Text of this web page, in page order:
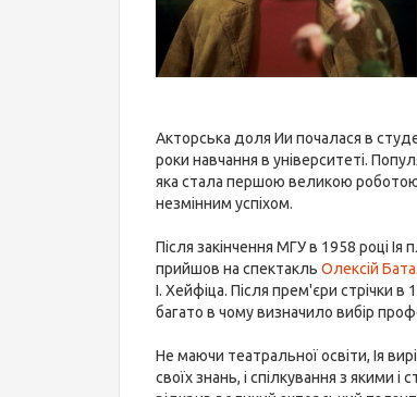
Акторська доля Ии почалася в
роки навчання в університеті.
яка стала першою великою роботою
незмінним успіхом.
Після закінчення МГУ в 1958 році
прийшов на спектакльОлексій
І. Хейфіца. Після прем'єри стрічки
багато в чому визначило вибір
Не маючи театральної освіти, Ія
своїх знань, і спілкування з якими і